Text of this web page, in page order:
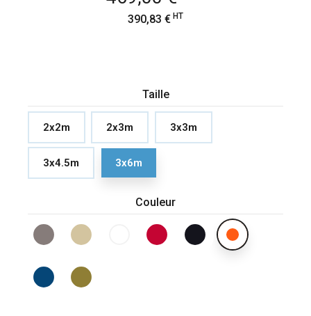
390,83 € HT
Taille
2x2m 2x3m 3x3m
3x4.5m 3x6m
Couleur